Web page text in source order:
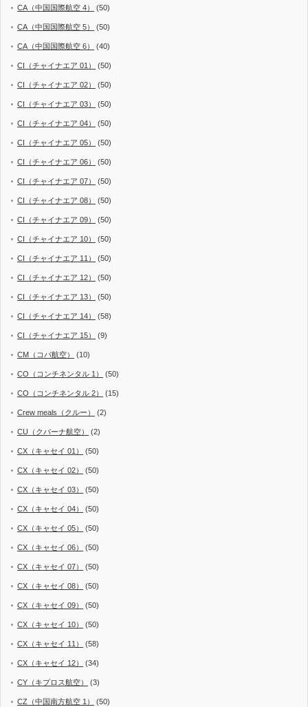
CA（中国国際航空 4） (50)
CA（中国国際航空 5） (50)
CA（中国国際航空 6） (40)
CI（チャイナエア 01） (50)
CI（チャイナエア 02） (50)
CI（チャイナエア 03） (50)
CI（チャイナエア 04） (50)
CI（チャイナエア 05） (50)
CI（チャイナエア 06） (50)
CI（チャイナエア 07） (50)
CI（チャイナエア 08） (50)
CI（チャイナエア 09） (50)
CI（チャイナエア 10） (50)
CI（チャイナエア 11） (50)
CI（チャイナエア 12） (50)
CI（チャイナエア 13） (50)
CI（チャイナエア 14） (58)
CI（チャイナエア 15） (9)
CM（コパ航空） (10)
CO（コンチネンタル 1） (50)
CO（コンチネンタル 2） (15)
Crew meals（クルー） (2)
CU（クバーナ航空） (2)
CX（キャセイ 01） (50)
CX（キャセイ 02） (50)
CX（キャセイ 03） (50)
CX（キャセイ 04） (50)
CX（キャセイ 05） (50)
CX（キャセイ 06） (50)
CX（キャセイ 07） (50)
CX（キャセイ 08） (50)
CX（キャセイ 09） (50)
CX（キャセイ 10） (50)
CX（キャセイ 11） (58)
CX（キャセイ 12） (34)
CY（キプロス航空） (3)
CZ（中国南方航空 1） (50)